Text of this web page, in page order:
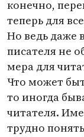
конечно,
теперь для
Но ведь даже
писателя не
мера для
Что может
то иногда
читателя.
трудно